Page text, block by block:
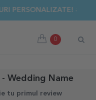
PERSONALIZATE! ☀️
LA PESTE 100
0
Wedding Name
tu primul review